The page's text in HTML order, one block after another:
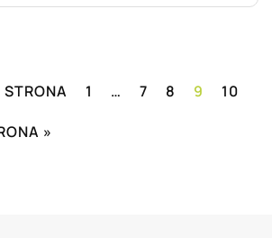
1 … 7 8 9 10
»